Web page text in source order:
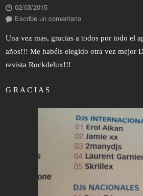
02/03/2015
Escribe un comentario
Una vez mas, gracias a todos por todo el
años!!! Me habéis elegido otra vez mejor
revista Rockdelux!!!
G R A C I A S